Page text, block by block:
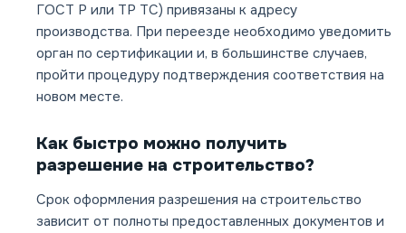
ГОСТ Р или ТР ТС) привязаны к адресу
производства. При переезде необходимо уведомить
орган по сертификации и, в большинстве случаев,
пройти процедуру подтверждения соответствия на
новом месте.
Как быстро можно получить
разрешение на строительство?
Срок оформления разрешения на строительство
зависит от полноты предоставленных документов и